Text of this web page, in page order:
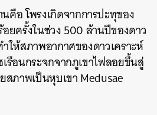
คือ โพรงเกิดจากการปะทุของ
ยครั้งในช่วง 500 ล้านปีของดาว
ให้สภาพอากาศของดาวเคราะห์
รือนกระจกจากภูเขาไฟลอยขึ้นสู่
ภาพเป็นหุบเขา Medusae